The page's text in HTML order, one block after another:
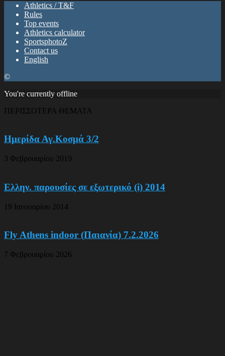
Athletics / T&F
Rules
Top events
Athletics calculator
SportsphotoZ
Contact us
English
©
You're currently offline
ΠΕΡΙΣΣΟΤΕΡΑ ΘΕΜΑΤΑ
Ημερίδα Αγ.Κοσμά 3/2
3 Φεβρουαρίου 2019
Ελλην. παρουσίες σε εξωτερικό (i) 2014
19 Ιανουαρίου 2014
Fly Athens indoor (Παιανία) 7.2.2026
7 Φεβρουαρίου 2026